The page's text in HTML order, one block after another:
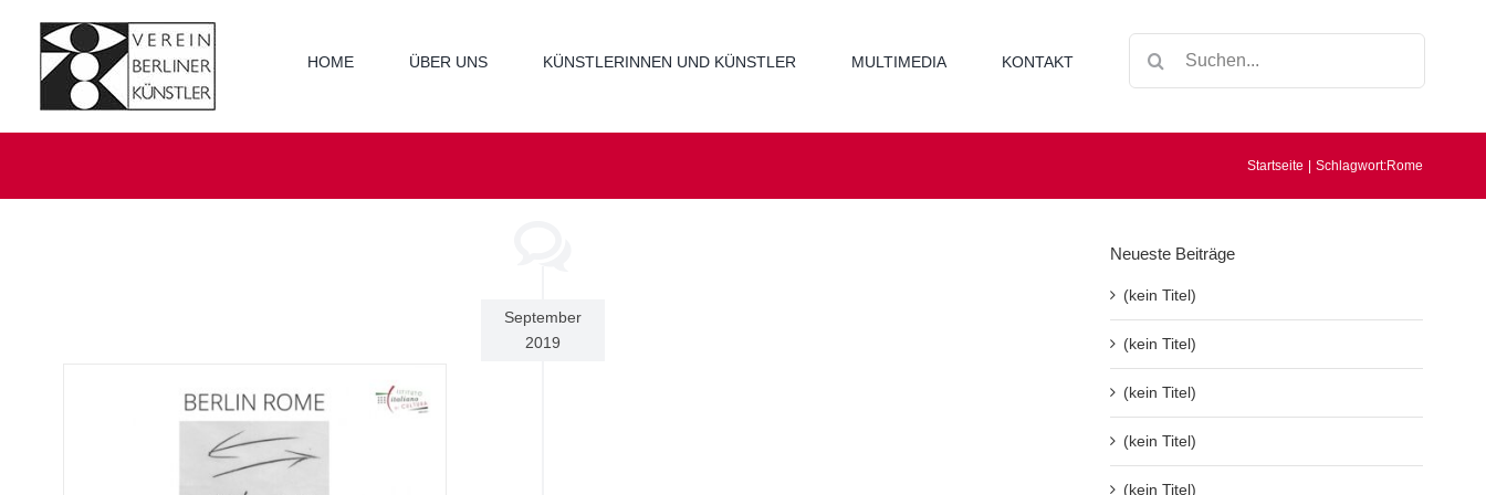
springen
HOME ÜBER UNS KÜNSTLERINNEN UND KÜNSTLER MULTIMEDIA KONTAKT
nach:
Startseite Schlagwort:Rome
September
2019
Neueste Beiträge
(kein Titel)
(kein Titel)
(kein Titel)
(kein Titel)
(kein Titel)